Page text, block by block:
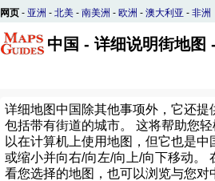
网页 - 亚洲 - 北美 - 南美洲 - 欧洲 - 澳大利亚 - 非洲
中国 - 详细说明街地图
详细地图中国除其他事项外，它还提
包括带有街道的城市。 这将帮助您
以在计算机上使用地图，但它也是
或缩小并向右/向左/向上/向下移动。
看您选择的地图，也可以浏览与您对